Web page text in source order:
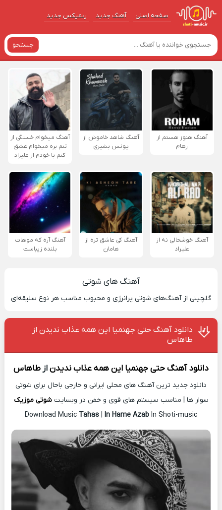
صفحه اصلی آهنگ‌ جدید ریمیکس جدید
جستجو
آهنگ هنوز هستم از
رهام
آهنگ شاهد خاموش از
یونس بشیری
آهنگ میخوام خستگی از
تنم بره میخوام عشق
کنم با خودم از علیراد
آهنگ خوشحالی نه از
علیراد
آهنگ کی عاشق تره از
هامان
آهنگ آره که موهات
بلنده زیباست
آهنگ های شوتی
گلچینی از آهنگ‌های شوتی پرانرژی و محبوب مناسب هر نوع سلیقه‌ای
دانلود آهنگ حتی جهنمیا این همه عذاب ندیدن از
طاهاس
دانلود آهنگحتی جهنمیا این همه عذاب ندیدنازطاهاس
دانلود جدید ترین آهنگ های محلی ایرانی و خارجی باحال برای شوتی
سوار ها | مناسب سیستم های قوی و خفن در وبسایتشوتی موزیک
Download Music Tahas | In Hame Azab In Shoti-music